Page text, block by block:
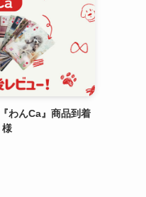
わんCa』商品到着